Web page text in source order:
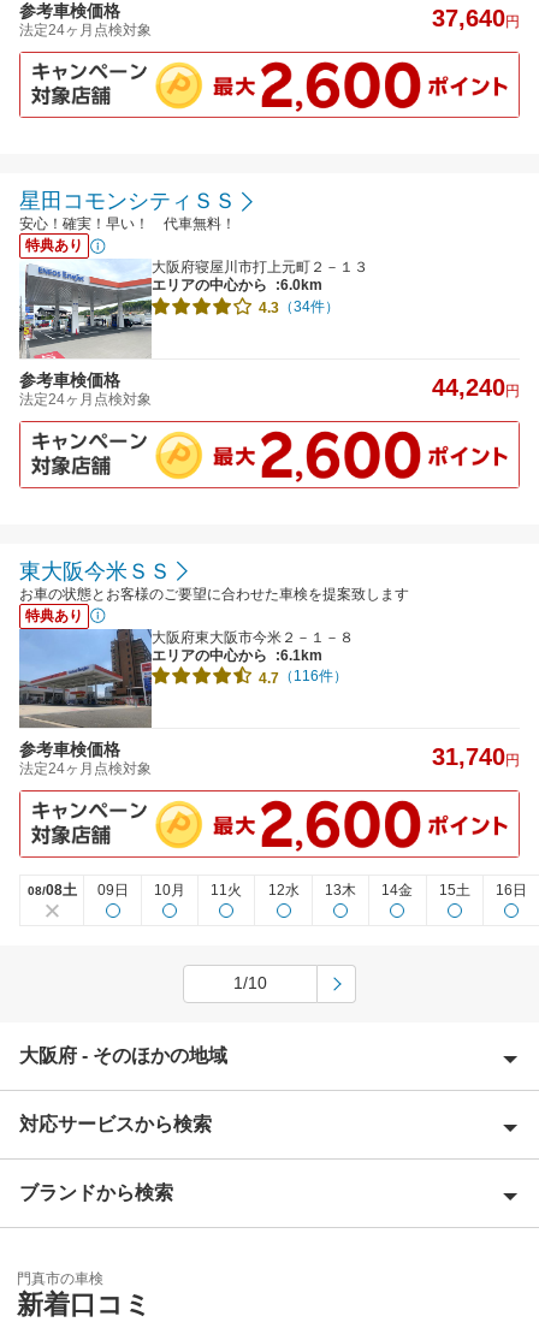
参考車検価格
法定24ヶ月点検対象 37,640円
星田コモンシティＳＳ
安心！確実！早い！ 代車無料！
特典あり
大阪府寝屋川市打上元町２－１３
エリアの中心から
:6.0km
4.3 （34件）
参考車検価格
法定24ヶ月点検対象 44,240円
東大阪今米ＳＳ
お車の状態とお客様のご要望に合わせた車検を提案致します
特典あり
大阪府東大阪市今米２－１－８
エリアの中心から
:6.1km
4.7 （116件）
参考車検価格
法定24ヶ月点検対象 31,740円
08/08土 09日 10月 11火 12水 13木 14金 15土 16日
1/10
大阪府 - そのほかの地域
池田市
泉佐野市
和泉市
茨木市
対応サービスから検索
Award 受賞店
特典あり
ブランドから検索
オートバックス
門真市の車検
新着口コミ